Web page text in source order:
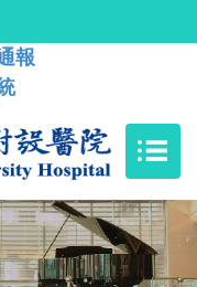
報